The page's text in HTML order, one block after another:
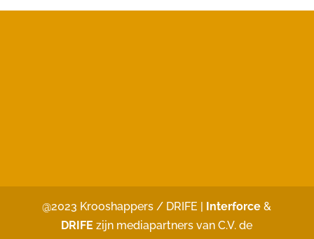
@2023 Krooshappers / DRIFE | Interforce&
DRIFE zijn mediapartners van C.V. de